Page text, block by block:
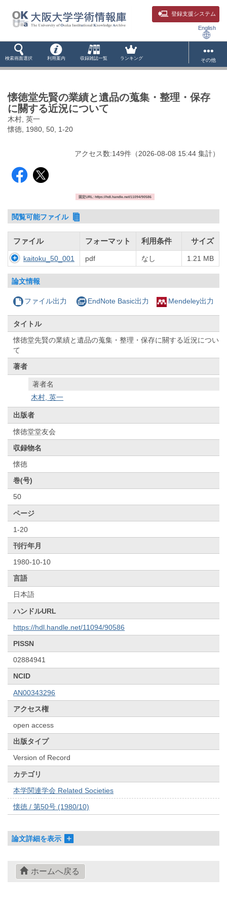
登録支援システム
English
検索画面選択 利用案内 収録雑誌一覧 ランキング その他
懐徳堂先賢の業績と遺品の蒐集・整理・保存
に關する近況について
木村, 英一
懐徳, 1980, 50, 1-20
アクセス数:149件 （2026-08-08 15:44 集計）
固定URL: https://hdl.handle.net/11094/90586
閲覧可能ファイル
ファイル フォーマット 利用条件 サイズ
kaitoku_50_001 pdf なし 1.21 MB
論文情報
ファイル出力 EndNote Basic出力 Mendeley出力
タイトル
懐徳堂先賢の業績と遺品の蒐集・整理・保存に關する近況につい
て
著者
著者名
木村, 英一
出版者
懐徳堂堂友会
収録物名
懐徳
巻(号)
50
ページ
1-20
刊行年月
1980-10-10
言語
日本語
ハンドルURL
https://hdl.handle.net/11094/90586
PISSN
02884941
NCID
AN00343296
アクセス権
open access
出版タイプ
Version of Record
カテゴリ
本学関連学会 Related Societies
懐徳 / 第50号 (1980/10)
論文詳細を表示
ホームへ戻る